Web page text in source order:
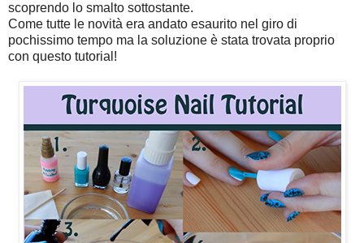
scoprendo lo smalto sottostante.
Come tutte le novità era andato esaurito nel giro di
pochissimo tempo ma la soluzione è stata trovata proprio
con questo tutorial!